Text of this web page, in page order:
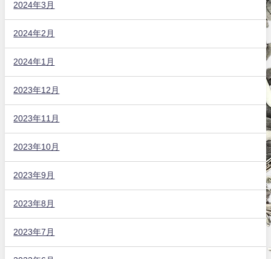
2024年3月
2024年2月
2024年1月
2023年12月
2023年11月
2023年10月
2023年9月
2023年8月
2023年7月